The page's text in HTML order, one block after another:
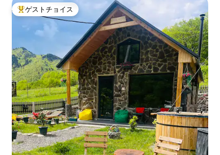
大好評のゲストチョイスです。
ゲストチョイス